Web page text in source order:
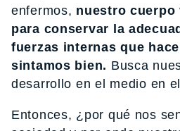
enfermos, nuestro cuerpo
para conservar la
fuerzas internas que
sintamos bien. Busca
desarrollo en el medio en
Entonces, ¿por qué nos